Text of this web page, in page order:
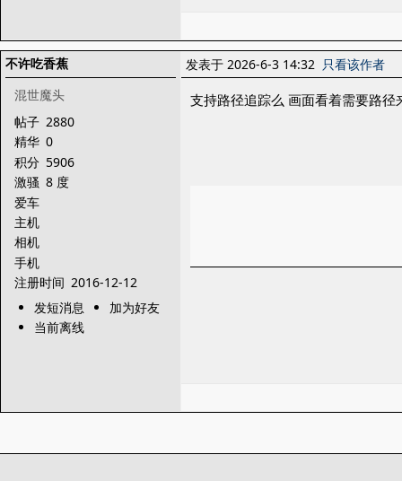
不许吃香蕉
混世魔头
帖子 2880
精华 0
积分 5906
激骚 8 度
爱车
主机
相机
手机
注册时间 2016-12-12
发短消息
加为好友
当前离线
发表于 2026-6-3 14:32 只看该作者
支持路径追踪么 画面看着需要路径